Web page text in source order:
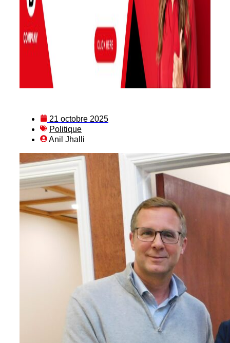
21 octobre 2025
Politique
Anil Jhalli